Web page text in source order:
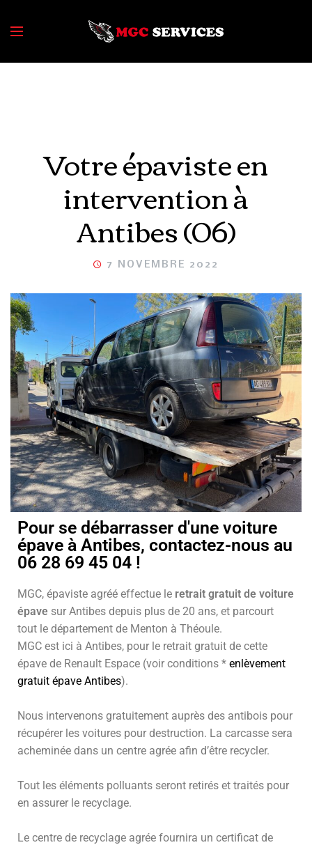
Votre épaviste en
intervention à
Antibes (06)
7 NOVEMBRE 2022
Pour se débarrasser d'une voiture
épave à Antibes, contactez-nous au
06 28 69 45 04 !
MGC, épaviste agréé effectue le retrait gratuit de voiture
épave sur Antibes depuis plus de 20 ans, et parcourt
tout le département de Menton à Théoule.
MGC est ici à Antibes, pour le retrait gratuit de cette
épave de Renault Espace (voir conditions * enlèvement
gratuit épave Antibes).
Nous intervenons gratuitement auprès des antibois pour
récupérer les voitures pour destruction. La carcasse sera
acheminée dans un centre agrée afin d’être recycler.
Tout les éléments polluants seront retirés et traités pour
en assurer le recyclage.
Le centre de recyclage agrée fournira un certificat de